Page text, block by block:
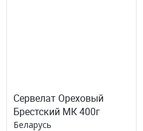
Сервелат Ореховый
Брестский МК 400г
Беларусь